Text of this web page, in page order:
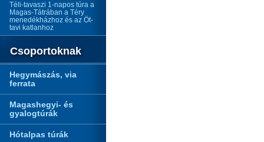
Téli-tavaszi 1-napos túra a
Magas-Tátrában a Téry
menedékházhoz és az Öt-
tavi katlanhoz
Csoportoknak
Hegymászás, via
ferrata
Magashegyi- és
gyalogtúrák
Hótalpas túrák